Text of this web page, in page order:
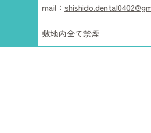
mail：
敷地内全て禁煙